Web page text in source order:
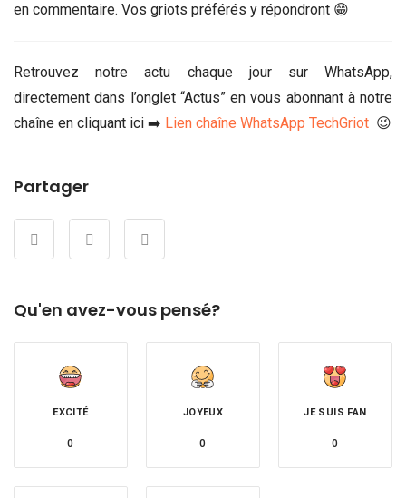
en commentaire. Vos griots préférés y répondront 😁
Retrouvez notre actu chaque jour sur WhatsApp,
directement dans l’onglet “Actus” en vous abonnant à notre
chaîne en cliquant ici ➡️ Lien chaîne WhatsApp TechGriot 😉
Partager
Qu'en avez-vous pensé?
EXCITÉ
0
JOYEUX
0
JE SUIS FAN
0